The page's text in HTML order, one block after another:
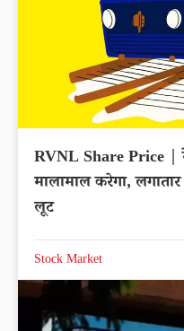
RVNL Share Price |
मालामाल करेगा,
लूट
Stock Market